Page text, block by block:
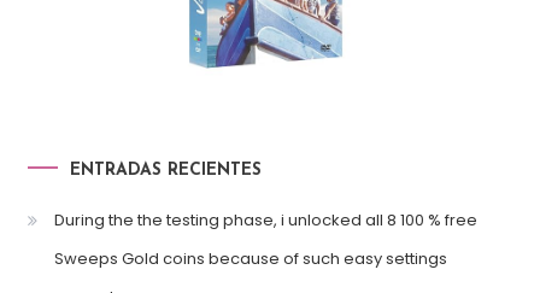
ENTRADAS RECIENTES
During the the testing phase, i unlocked all 8 100 % free
Sweeps Gold coins because of such easy settings